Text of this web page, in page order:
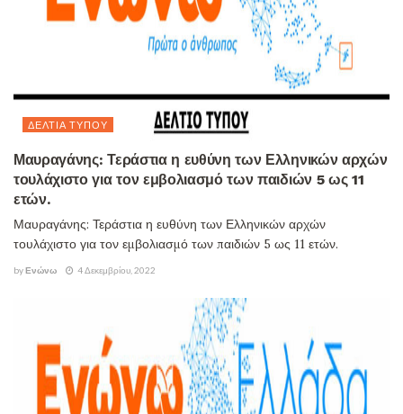
ΔΕΛΤΊΑ ΤΎΠΟΥ
Μαυραγάνης: Τεράστια η ευθύνη των Ελληνικών αρχών
τουλάχιστο για τον εμβολιασμό των παιδιών 5 ως 11
ετών.
Μαυραγάνης: Τεράστια η ευθύνη των Ελληνικών αρχών
τουλάχιστο για τον εμβολιασμό των παιδιών 5 ως 11 ετών.
byΕνώνω 4 Δεκεμβρίου, 2022